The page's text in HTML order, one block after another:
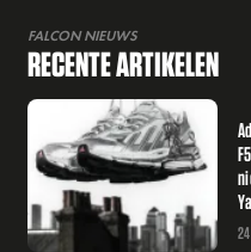
FALCON NIEUWS
RECENTE ARTIKELEN